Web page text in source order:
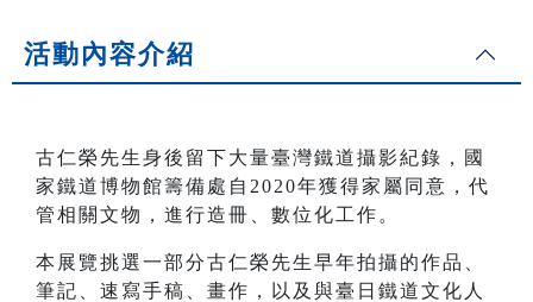
活動內容介紹
古仁榮先生身後留下大量臺灣鐵道攝影紀錄，國
家鐵道博物館籌備處自2020年獲得家屬同意，代
管相關文物，進行造冊、數位化工作。
本展覽挑選一部分古仁榮先生早年拍攝的作品、
筆記、速寫手稿、畫作，以及與臺日鐵道文化人